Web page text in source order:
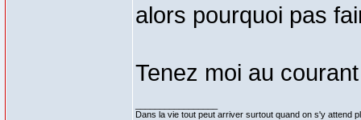
alors pourquoi pas
Tenez moi au
Dans la vie tout peut arriver surtout quand on s'y attend